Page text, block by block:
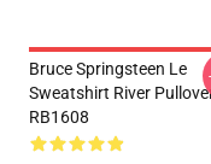
Bruce Springsteen Le
Sweatshirt River
RB1608